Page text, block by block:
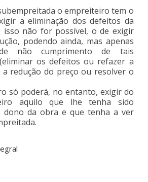
o empreiteiro tem o
a eliminação dos defeitos da
isso não for possível, o de exigir
podendo ainda, mas apenas
não cumprimento de tais
os defeitos ou refazer a
redução do preço ou resolver o
só poderá, no entanto, exigir do
aquilo que lhe tenha sido
dono da obra e que tenha a ver